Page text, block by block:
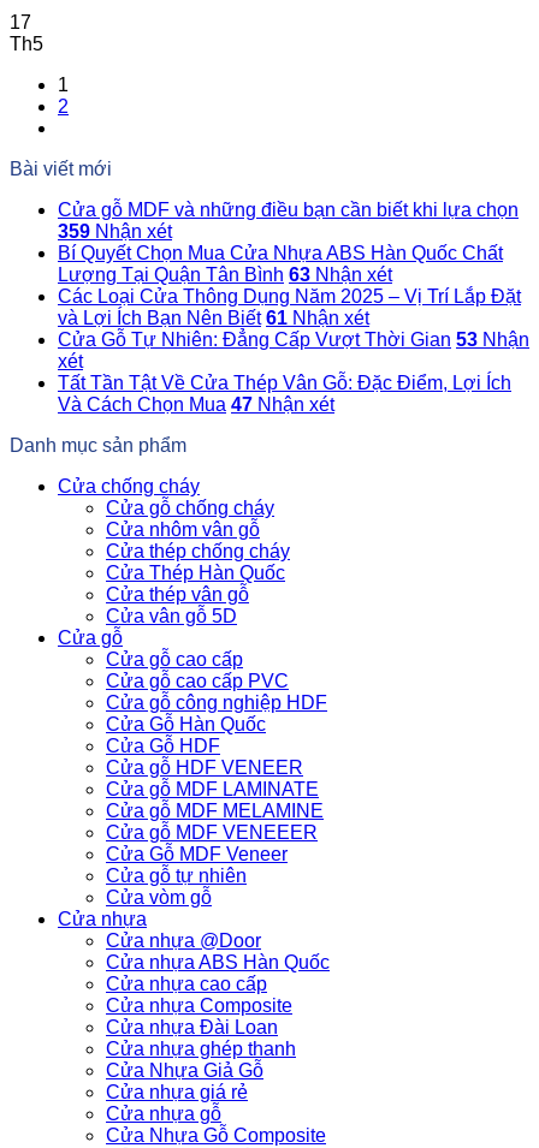
17
Th5
1
2
Bài viết mới
Cửa gỗ MDF và những điều bạn cần biết khi lựa chọn
359 Nhận xét
Bí Quyết Chọn Mua Cửa Nhựa ABS Hàn Quốc Chất
Lượng Tại Quận Tân Bình 63 Nhận xét
Các Loại Cửa Thông Dụng Năm 2025 – Vị Trí Lắp Đặt
và Lợi Ích Bạn Nên Biết 61 Nhận xét
Cửa Gỗ Tự Nhiên: Đẳng Cấp Vượt Thời Gian 53 Nhận
xét
Tất Tần Tật Về Cửa Thép Vân Gỗ: Đặc Điểm, Lợi Ích
Và Cách Chọn Mua 47 Nhận xét
Danh mục sản phẩm
Cửa chống cháy
Cửa gỗ chống cháy
Cửa nhôm vân gỗ
Cửa thép chống cháy
Cửa Thép Hàn Quốc
Cửa thép vân gỗ
Cửa vân gỗ 5D
Cửa gỗ
Cửa gỗ cao cấp
Cửa gỗ cao cấp PVC
Cửa gỗ công nghiệp HDF
Cửa Gỗ Hàn Quốc
Cửa Gỗ HDF
Cửa gỗ HDF VENEER
Cửa gỗ MDF LAMINATE
Cửa gỗ MDF MELAMINE
Cửa gỗ MDF VENEEER
Cửa Gỗ MDF Veneer
Cửa gỗ tự nhiên
Cửa vòm gỗ
Cửa nhựa
Cửa nhựa @Door
Cửa nhựa ABS Hàn Quốc
Cửa nhựa cao cấp
Cửa nhựa Composite
Cửa nhựa Đài Loan
Cửa nhựa ghép thanh
Cửa Nhựa Giả Gỗ
Cửa nhựa giá rẻ
Cửa nhựa gỗ
Cửa Nhựa Gỗ Composite